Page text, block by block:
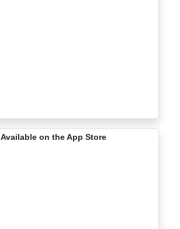
Available on the App Store